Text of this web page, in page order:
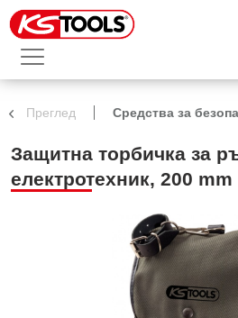
Преглед Средства за
Защитна торбичка за
електротехник, 200 mm